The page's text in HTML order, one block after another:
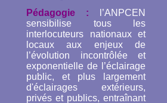
Pédagogie :
l’ANPCEN
sensibilise tous les
interlocuteurs nationaux et
locaux aux enjeux de
l’évolution incontrôlée et
exponentielle de l’éclairage
public, et plus largement
d'éclairages extérieurs,
privés et publics, entraînant